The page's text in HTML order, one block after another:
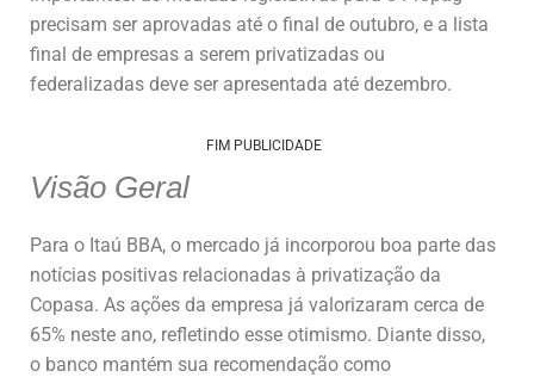
precisam ser aprovadas até o final de outubro, e a lista
final de empresas a serem privatizadas ou
federalizadas deve ser apresentada até dezembro.
FIM PUBLICIDADE
Visão Geral
Para o Itaú BBA, o mercado já incorporou boa parte das
notícias positivas relacionadas à privatização da
Copasa. As ações da empresa já valorizaram cerca de
65% neste ano, refletindo esse otimismo. Diante disso,
o banco mantém sua recomendação como